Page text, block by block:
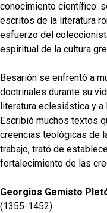
conocimiento científico:
escritos de la literatura
esfuerzo del
espiritual de la cultura
Besarión se enfrentó a
doctrinales durante su
literatura eclesiástica y
Escribió muchos textos
creencias teológicas de
trabajo, trató de
fortalecimiento de las
Georgios Gemisto
(1355-1452)